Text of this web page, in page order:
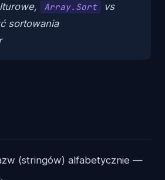
Array.Sort
vs
sortowania
(stringów) alfabetycznie —